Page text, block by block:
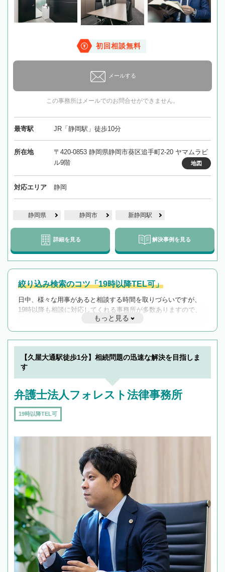
初回相談無料
メールする
この事務所はメールでのお問合せができません。
最寄駅 JR「静岡駅」徒歩10分
所在地
〒420-0853 静岡県静岡市葵区追手町2-20 ヤマムラビ
ル9階
地図
対応エリア 静岡
静岡県 静岡市 新静岡駅
詳細を見る 解決事例を見る
絞り込み検索のコツ「19時以降TEL可」
日中、様々な用事があると相談する時間を取りづらいですが、
19時以降も相談に対応してくれる事務所が多数ありますので、
遅い時間の相談が増えそうな場合はそのような事務所に絞り込
んで検索してみましょう。
19時以降TEL可の条件
を加えて再検索
もっと見る
【久屋大通駅徒歩1分】相続問題の迅速な解決を目指しま
す
弁護士法人フォレスト法律事務所
19時以降TEL可